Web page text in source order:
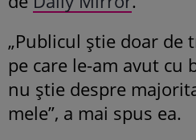
„Publicul știe doar de
pe care le-am avut cu
nu știe despre
mele”, a mai spus ea.